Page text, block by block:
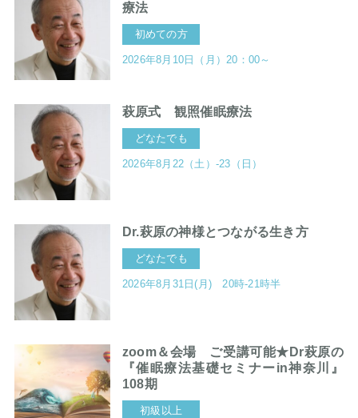
療法
初めての方
2026年8月10日（月）20：00～
萩原式 観照催眠療法
どなたでも
2026年8月22（土）-23（日）
Dr.萩原の神様とつながる生き方
どなたでも
2026年8月31日(月) 20時-21時半
zoom＆会場 ご受講可能★Dr萩原の
『催眠療法基礎セミナーin神奈川』
108期
初級以上